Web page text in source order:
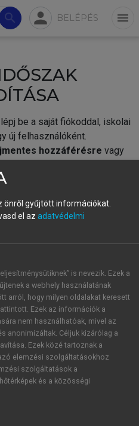
search person BELÉPÉS menu
be a saját fiókoddal, iskolai
új felhasználóként.
hozzáférésre vagy
létre új fiókot.
automatikusan
önről gyűjtött információkat.
el az adatvédelmi
is nevezik. Ezek a
a webhely használatának
arról, hogy milyen oldalakat keresett
Ezek az információk a
nem használhatóak, mivel az
anonimizáltak. Céljuk kizárólag a
Ezek közé tartoznak a
elemzési szolgáltatásokhoz
szolgáltatások a
és a közösségi